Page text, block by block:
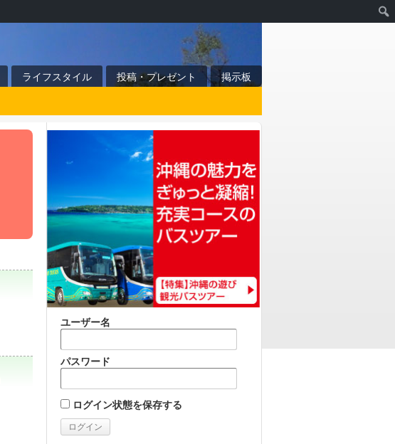
ライフスタイル 投稿・プレゼント
掲示板
ユーザー名
パスワード
ログイン状態を保存する